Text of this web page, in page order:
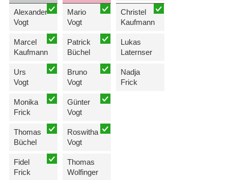
Alexander
Vogt
Marcel
Kaufmann
Urs
Vogt
Monika
Frick
Thomas
Büchel
Fidel
Frick
Mario
Vogt
Patrick
Büchel
Bruno
Vogt
Günter
Vogt
Roswitha
Vogt
Thomas
Wolfinger
Christel
Kaufmann
Lukas
Laternser
Nadja
Frick